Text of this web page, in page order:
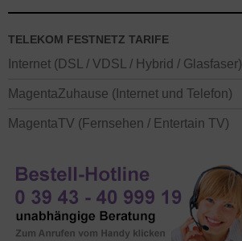
TELEKOM FESTNETZ TARIFE
Internet (DSL / VDSL / Hybrid / Glasfaser)
MagentaZuhause (Internet und Telefon)
MagentaTV (Fernsehen / Entertain TV)